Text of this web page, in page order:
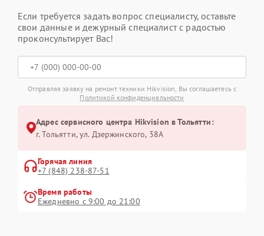
Если требуется задать вопрос специалисту, оставьте
свои данные и дежурный специалист с радостью
проконсультирует Вас!
Отправляя заявку на ремонт техники Hikvision, Вы соглашаетесь с
Политикой конфиденциальности
Адрес сервисного центра Hikvision в Тольятти:
г. Тольятти, ул. Дзержинского, 38А
Горячая линия
+7 (848) 238-87-51
Время работы
Ежедневно с 9:00 до 21:00